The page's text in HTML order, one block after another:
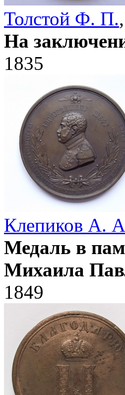
Толстой Ф. П.,
На
1835
Клепиков А.
Медаль в
Михаила
1849